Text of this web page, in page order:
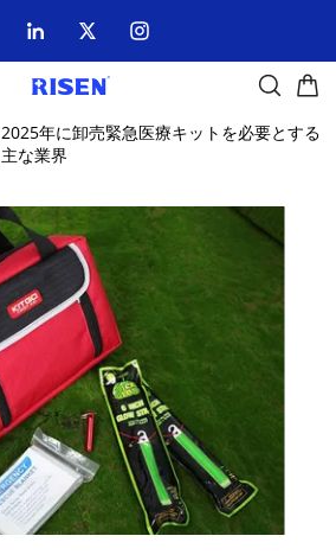
2025年に卸売緊急医療キットを必要とする
主な業界